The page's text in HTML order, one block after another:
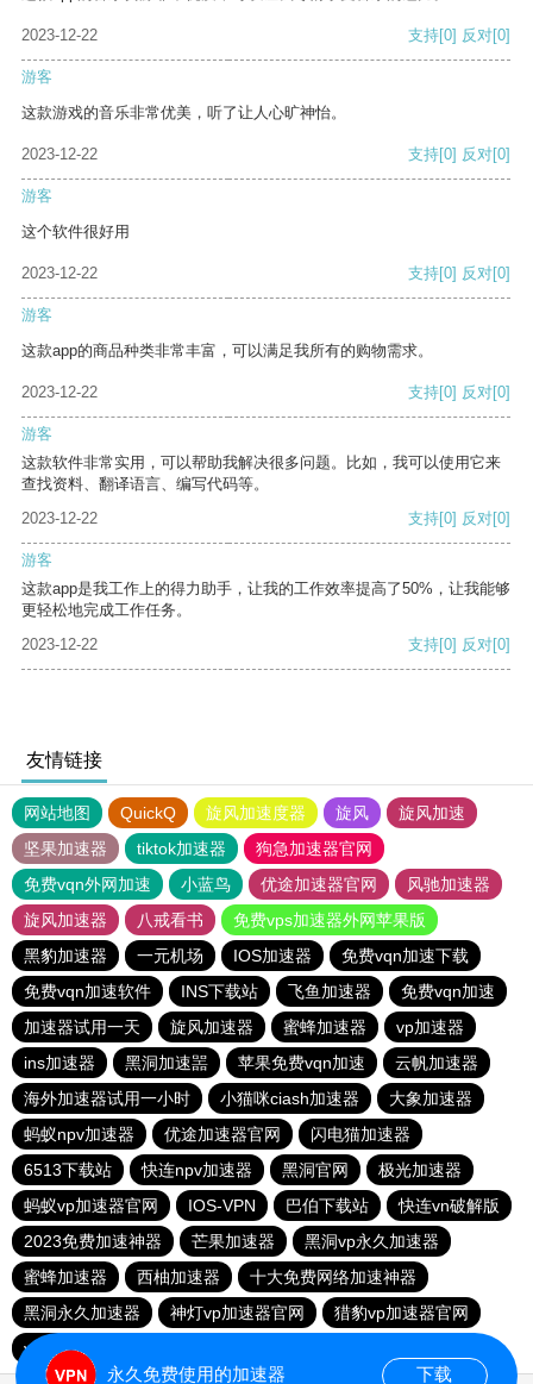
2023-12-22 支持[0] 反对[0]
游客
这款游戏的音乐非常优美，听了让人心旷神怡。
2023-12-22 支持[0] 反对[0]
游客
这个软件很好用
2023-12-22 支持[0] 反对[0]
游客
这款app的商品种类非常丰富，可以满足我所有的购物需求。
2023-12-22 支持[0] 反对[0]
游客
这款软件非常实用，可以帮助我解决很多问题。比如，我可以使用它来
查找资料、翻译语言、编写代码等。
2023-12-22
支持[0] 反对[0]
游客
这款app是我工作上的得力助手，让我的工作效率提高了50%，让我能够
更轻松地完成工作任务。
2023-12-22
支持[0] 反对[0]
友情链接
网站地图 QuickQ 旋风加速度器 旋风
旋风加速
坚果加速器
tiktok加速器
狗急加速器官网
免费vqn外网加速
小蓝鸟 优途加速器官网
风驰加速器
旋风加速器
八戒看书
免费vps加速器外网苹果版
黑豹加速器
一元机场 IOS加速器
免费vqn加速下载
免费vqn加速软件
INS下载站 飞鱼加速器
免费vqn加速
加速器试用一天
旋风加速器 蜜蜂加速器
vp加速器
ins加速器
黑洞加速噐 苹果免费vqn加速
云帆加速器
海外加速器试用一小时
小猫咪ciash加速器
大象加速器
蚂蚁npv加速器
优途加速器官网
闪电猫加速器
6513下载站
快连npv加速器 黑洞官网
极光加速器
蚂蚁vp加速器官网
IOS-VPN 巴伯下载站
快连vn破解版
2023免费加速神器
芒果加速器
黑洞vp永久加速器
蜜蜂加速器
西柚加速器
十大免费网络加速神器
黑洞永久加速器
神灯vp加速器官网
猎豹vp加速器官网
vp免费加速
永久免费使用的加速器 下载